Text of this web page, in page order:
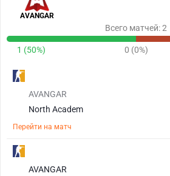
AVANGAR
Всего матчей: 2
1 (50%) 0 (0%)
AVANGAR
North Academ
Перейти на матч
AVANGAR